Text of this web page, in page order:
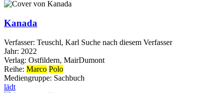
Kanada
Verfasser: Teuschl, Karl Suche nach diesem Verfasser
Jahr: 2022
Verlag: Ostfildern, MairDumont
Reihe: Marco Polo
Mediengruppe: Sachbuch
lädt